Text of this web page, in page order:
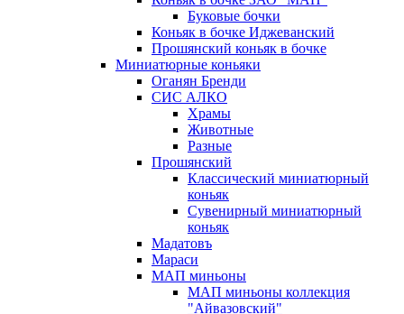
Буковые бочки
Коньяк в бочке Иджеванский
Прошянский коньяк в бочке
Миниатюрные коньяки
Оганян Бренди
СИС АЛКО
Храмы
Животные
Разные
Прошянский
Классический миниатюрный
коньяк
Сувенирный миниатюрный
коньяк
Мадатовъ
Мараси
МАП миньоны
МАП миньоны коллекция
"Айвазовский"